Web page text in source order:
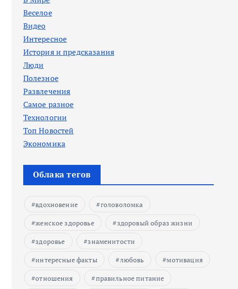
Веселое
Видео
Интересное
История и предсказания
Люди
Полезное
Развлечения
Самое разное
Технологии
Топ Новостей
Экономика
Облака тегов
вдохновение
головоломка
женское здоровье
здоровый образ жизни
здоровье
знаменитости
интересные факты
любовь
мотивация
отношения
правильное питание